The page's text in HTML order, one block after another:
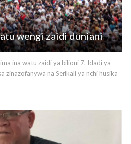
wengi zaidi duniani
ina watu zaidi ya bilioni 7. Idadi ya
zinazofanywa na Serikali ya nchi husika